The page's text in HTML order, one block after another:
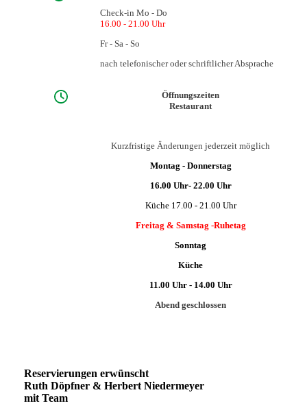
Check-in Mo - Do
16.00 - 21.00 Uhr
Fr - Sa - So
nach telefonischer oder schriftlicher Absprache
Öffnungszeiten
Restaurant
Kurzfristige Änderungen jederzeit möglich
Montag - Donnerstag
16.00 Uhr- 22.00 Uhr
Küche 17.00 - 21.00 Uhr
Freitag & Samstag -Ruhetag
Sonntag
Küche
11.00 Uhr - 14.00 Uhr
Abend geschlossen
Reservierungen erwünscht
Ruth Döpfner & Herbert Niedermeyer
mit Team